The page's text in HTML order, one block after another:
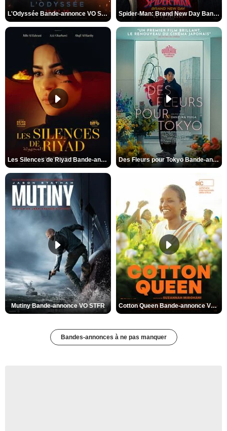
L'Odyssée Bande-annonce VO STFR Spider-Man: Brand New Day Bande-annonce VO STFR
Les Silences de Riyad Bande-annonce VO STFR Des Fleurs pour Tokyo Bande-annonce VO STFR
Mutiny Bande-annonce VO STFR Cotton Queen Bande-annonce VO STFR
Bandes-annonces à ne pas manquer